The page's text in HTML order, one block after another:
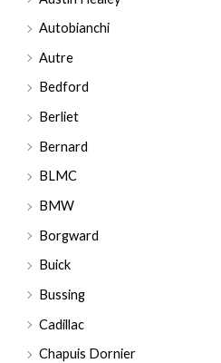
Autobianchi
Autre
Bedford
Berliet
Bernard
BLMC
BMW
Borgward
Buick
Bussing
Cadillac
Chapuis Dornier